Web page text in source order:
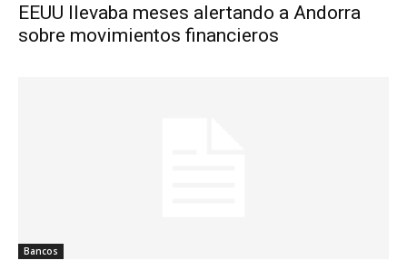
EEUU llevaba meses alertando a Andorra
sobre movimientos financieros
Bancos